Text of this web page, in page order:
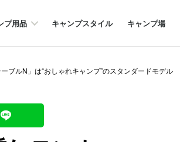
プ用品 キャンプスタイル キャンプ場
ブルN」は“おしゃれキャンプ”のスタンダードモデル